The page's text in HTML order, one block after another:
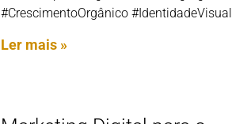
#CrescimentoOrgânico #IdentidadeVisual
Ler mais »